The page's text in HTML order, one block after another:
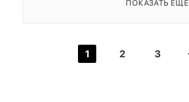
ПОКАЗАТЬ ЕЩЕ
1 2 3